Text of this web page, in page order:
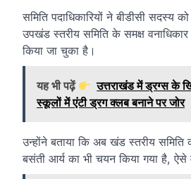
समिति पदाधिकारियों ने बीडीसी सदस्य
उपखंड स्तरीय समिति के समक्ष
किया जा चुका है।
यह भी पढ़ें
उत्तराखंड में ड्रग्स के
स्कूलों में एंटी ड्रग क्लब बनाने पर जोर
उन्होंने बताया कि अब खंड स्तरीय
बसंती आर्य का भी चयन किया गया है, ऐसे